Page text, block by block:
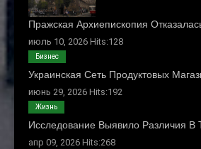
Пражская Архиепископия
июль 10, 2026 Hits:128
Украинская Сеть Продуктовых
июнь 29, 2026 Hits:192
Бизнес
Исследование Выявило Различия
апр 09, 2026 Hits:268
Жизнь